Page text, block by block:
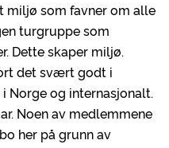
miljø som favner om alle
turgruppe som
Dette skaper miljø.
det svært godt i
Norge og internasjonalt.
Noen av medlemmene
her på grunn av